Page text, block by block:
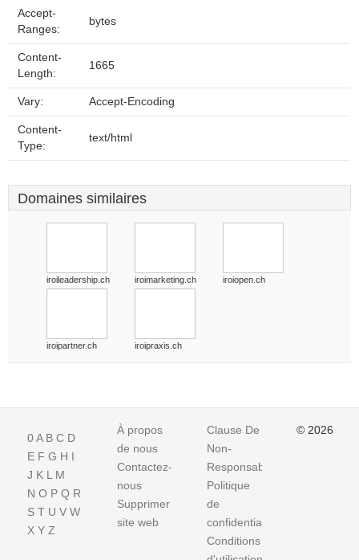
Accept-
Ranges:
bytes
Content-
Length:
1665
Vary: Accept-Encoding
Content-
Type:
text/html
Domaines similaires
iroileadership.ch iroimarketing.ch iroiopen.ch
iroipartner.ch iroipraxis.ch
0A B C D
E F G H I
J K L M
N O P Q R
S T U V W
X Y Z
À propos
de nous
Contactez-
nous
Supprimer
site web
Clause De
Non-
Responsabilite
Politique
de
confidentialité
Conditions
© 2026